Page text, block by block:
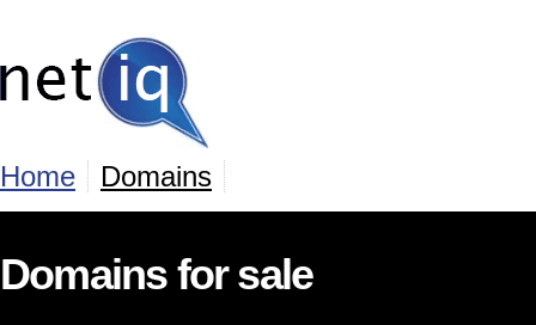
Home Domains
Domains for sale